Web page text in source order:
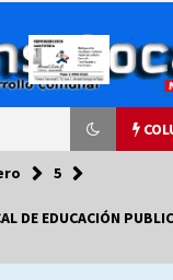
5
DE EDUCACIÓN